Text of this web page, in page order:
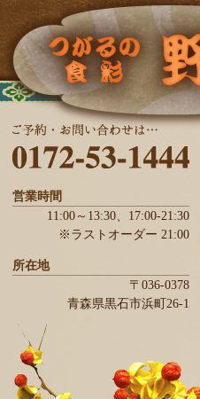
営業時間
11:00～13:30、 17:00-21:30
※ラストオーダー 21:00
所在地
〒036-0378
青森県黒石市浜町26-1